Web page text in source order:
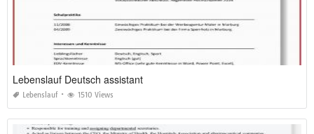
Lebenslauf Deutsch assistant
Lebenslauf 1510 Views